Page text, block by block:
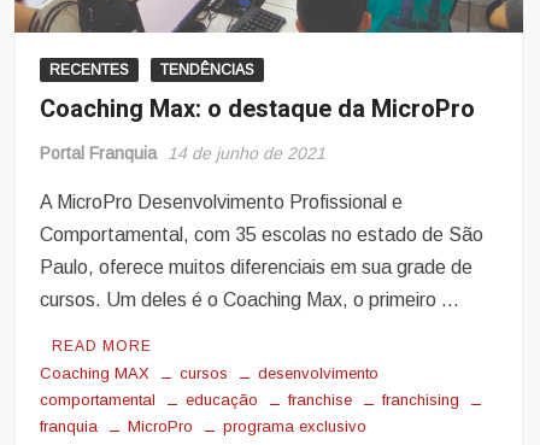
RECENTES TENDÊNCIAS
Coaching Max: o destaque da MicroPro
Portal Franquia 14 de junho de 2021
A MicroPro Desenvolvimento Profissional e
Comportamental, com 35 escolas no estado de São
Paulo, oferece muitos diferenciais em sua grade de
cursos. Um deles é o Coaching Max, o primeiro …
READ MORE
Coaching MAX cursos
desenvolvimento
comportamental
educação franchise
franchising
franquia
MicroPro programa exclusivo